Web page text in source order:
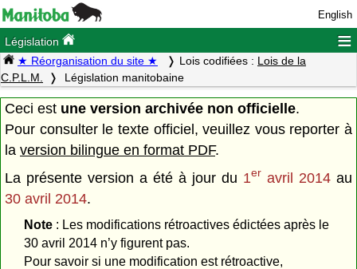
English
Législation ≡
★ Réorganisation du site ★ Lois codifiées : Lois de la
C.P.L.M.
Législation manitobaine
Ceci est une version archivée non officielle.
Pour consulter le texte officiel, veuillez vous reporter à
la version bilingue en format PDF.
La présente version a été à jour du 1er avril 2014 au
30 avril 2014.
Note: Les modifications rétroactives édictées après le
30 avril 2014 n’y figurent pas.
Pour savoir si une modification est rétroactive,